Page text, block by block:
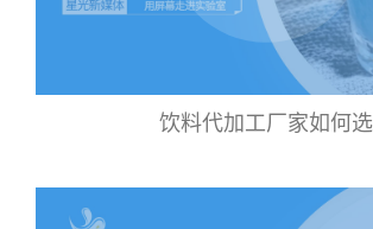
饮料代加工厂家如何选